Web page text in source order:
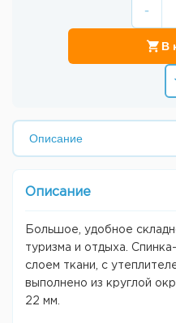
-
В
Описание
Большое, удобное
туризма и отдыха.
слоем ткани, с
выполнено из круглой
22 мм.